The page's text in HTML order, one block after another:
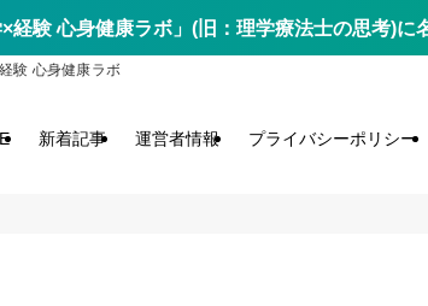
経験 心身健康ラボ」(旧：理学療法士の思考)に
験 心身健康ラボ
新着記事 運営者情報 プライバシーポリシー